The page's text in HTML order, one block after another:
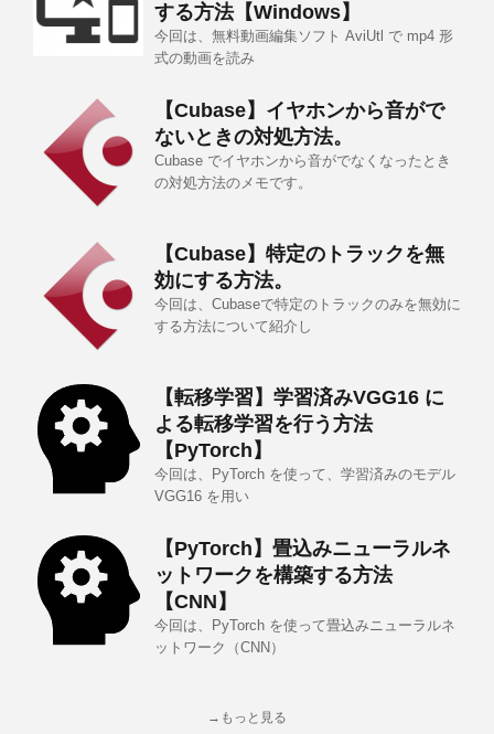
する方法【Windows】
今回は、無料動画編集ソフト AviUtl で mp4 形
式の動画を読み
【Cubase】イヤホンから音がで
ないときの対処方法。
Cubase でイヤホンから音がでなくなったとき
の対処方法のメモです。
【Cubase】特定のトラックを無
効にする方法。
今回は、Cubaseで特定のトラックのみを無効に
する方法について紹介し
【転移学習】学習済みVGG16 に
よる転移学習を行う方法
【PyTorch】
今回は、PyTorch を使って、学習済みのモデル
VGG16 を用い
【PyTorch】畳込みニューラルネ
ットワークを構築する方法
【CNN】
今回は、PyTorch を使って畳込みニューラルネ
ットワーク（CNN）
→もっと見る